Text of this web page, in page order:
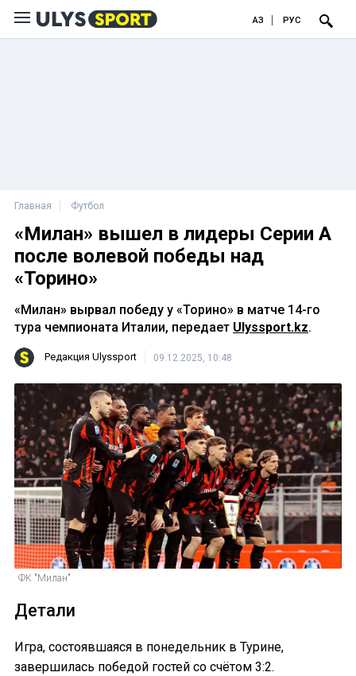
ҚАЗ РУС
Главная Футбол
«Милан» вышел в лидеры Серии A
после волевой победы над
«Торино»
«Милан» вырвал победу у «Торино» в матче 14-го
тура чемпионата Италии, передает Ulyssport.kz.
Редакция Ulyssport 09.12.2025, 10:48
ФК "Милан"
Детали
Игра, состоявшаяся в понедельник в Турине,
завершилась победой гостей со счётом 3:2.